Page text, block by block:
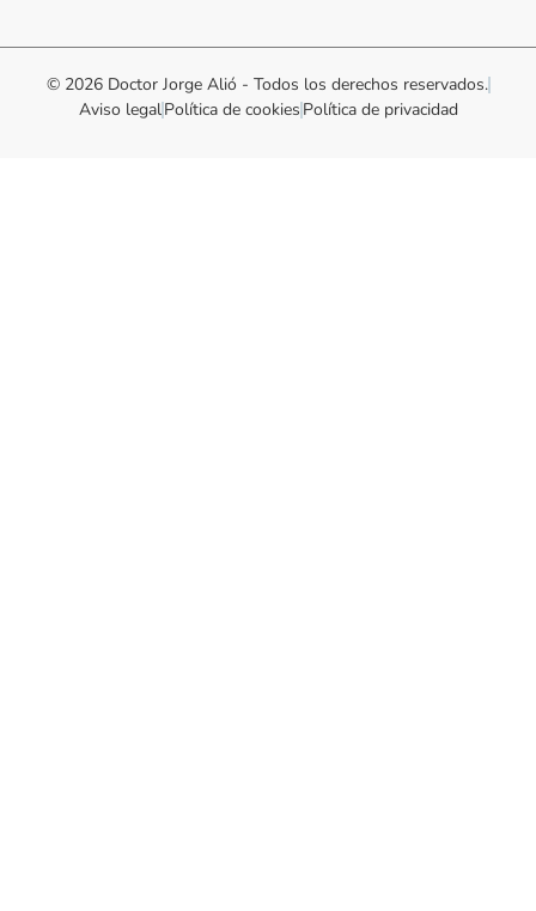
© 2026 Doctor Jorge Alió - Todos los derechos reservados.
Aviso legalPolítica de cookies Política de privacidad